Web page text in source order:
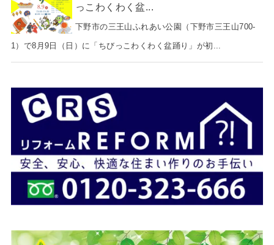
っこわくわく盆...
下野市の三王山ふれあい公園（下野市三王山700-
1）で8月9日（日）に「ちびっこわくわく盆踊り」が初...